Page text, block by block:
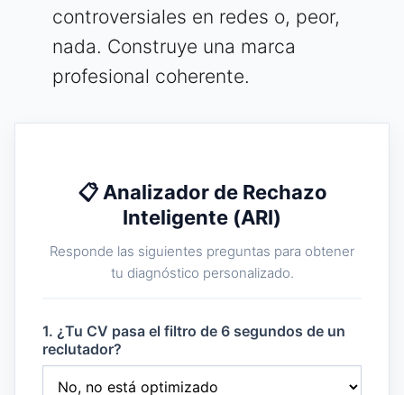
controversiales en redes o, peor,
nada. Construye una marca
profesional coherente.
📋 Analizador de Rechazo
Inteligente (ARI)
Responde las siguientes preguntas para obtener
tu diagnóstico personalizado.
1. ¿Tu CV pasa el filtro de 6 segundos de un
reclutador?